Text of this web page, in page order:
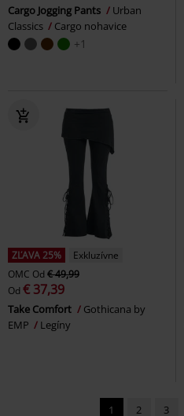
Cargo Jogging Pants
Urban
Classics
Cargo nohavice
+1
ZĽAVA 25%
Exkluzívne
OMC Od € 49,99
Od € 37,39
Take Comfort
Gothicana by
EMP
Legíny
1 2 3